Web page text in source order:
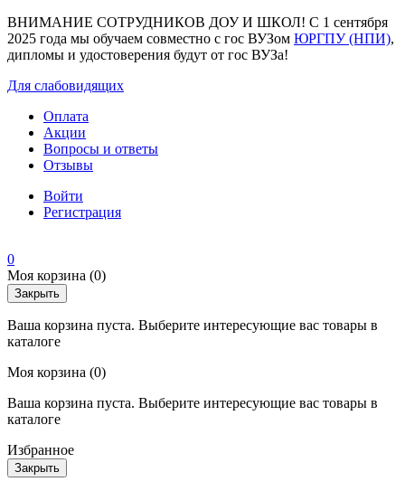
ВНИМАНИЕ СОТРУДНИКОВ ДОУ И ШКОЛ! С 1 сентября
2025 года мы обучаем совместно с гос ВУЗом ЮРГПУ (НПИ),
дипломы и удостоверения будут от гос ВУЗа!
Для слабовидящих
Оплата
Акции
Вопросы и ответы
Отзывы
Войти
Регистрация
0
Моя корзина (0)
Закрыть
Ваша корзина пуста. Выберите интересующие вас товары в
каталоге
Моя корзина (0)
Ваша корзина пуста. Выберите интересующие вас товары в
каталоге
Избранное
Закрыть